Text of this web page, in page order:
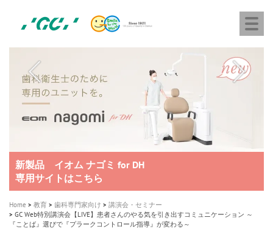
ー
シ
ー
A healthy smile greatly contributes to your quality of life
新発売 エバーエックス フロー
製品の詳細情報はこちら
「セラスマート テクノロジーブック」公開
「イニシャル LiSi（リジ）ブロック テクノロジーブッ
ク」公開
歯を内部まで白くする
医療ホワイトニング ティオン®
新製品 イオム ナゴミ for DH
専用サイトはこちら
新製品バキュクレーブ 118 / 318 Prime
製品の詳細情報はこちら
インプラント Aadva®
ショートインプラント新発売
GCグループ企業
Home 教育 歯科専門家向け
講演会・セミナー
GC Web特別講演会【LIVE】患者さんのやる気を引き出すコミュニケーション ～
『ことば』選びで『プラークコントロール指導』が変わる～